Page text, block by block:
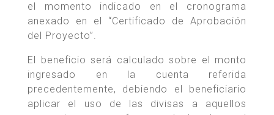
el momento indicado en el cronograma
anexado en el “Certificado de Aprobación
del Proyecto”.
El beneficio será calculado sobre el monto
ingresado en la cuenta referida
precedentemente, debiendo el beneficiario
aplicar el uso de las divisas a aquellos